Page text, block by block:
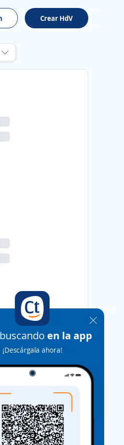
Crear HdV
en la app
¡Descárgala ahora!